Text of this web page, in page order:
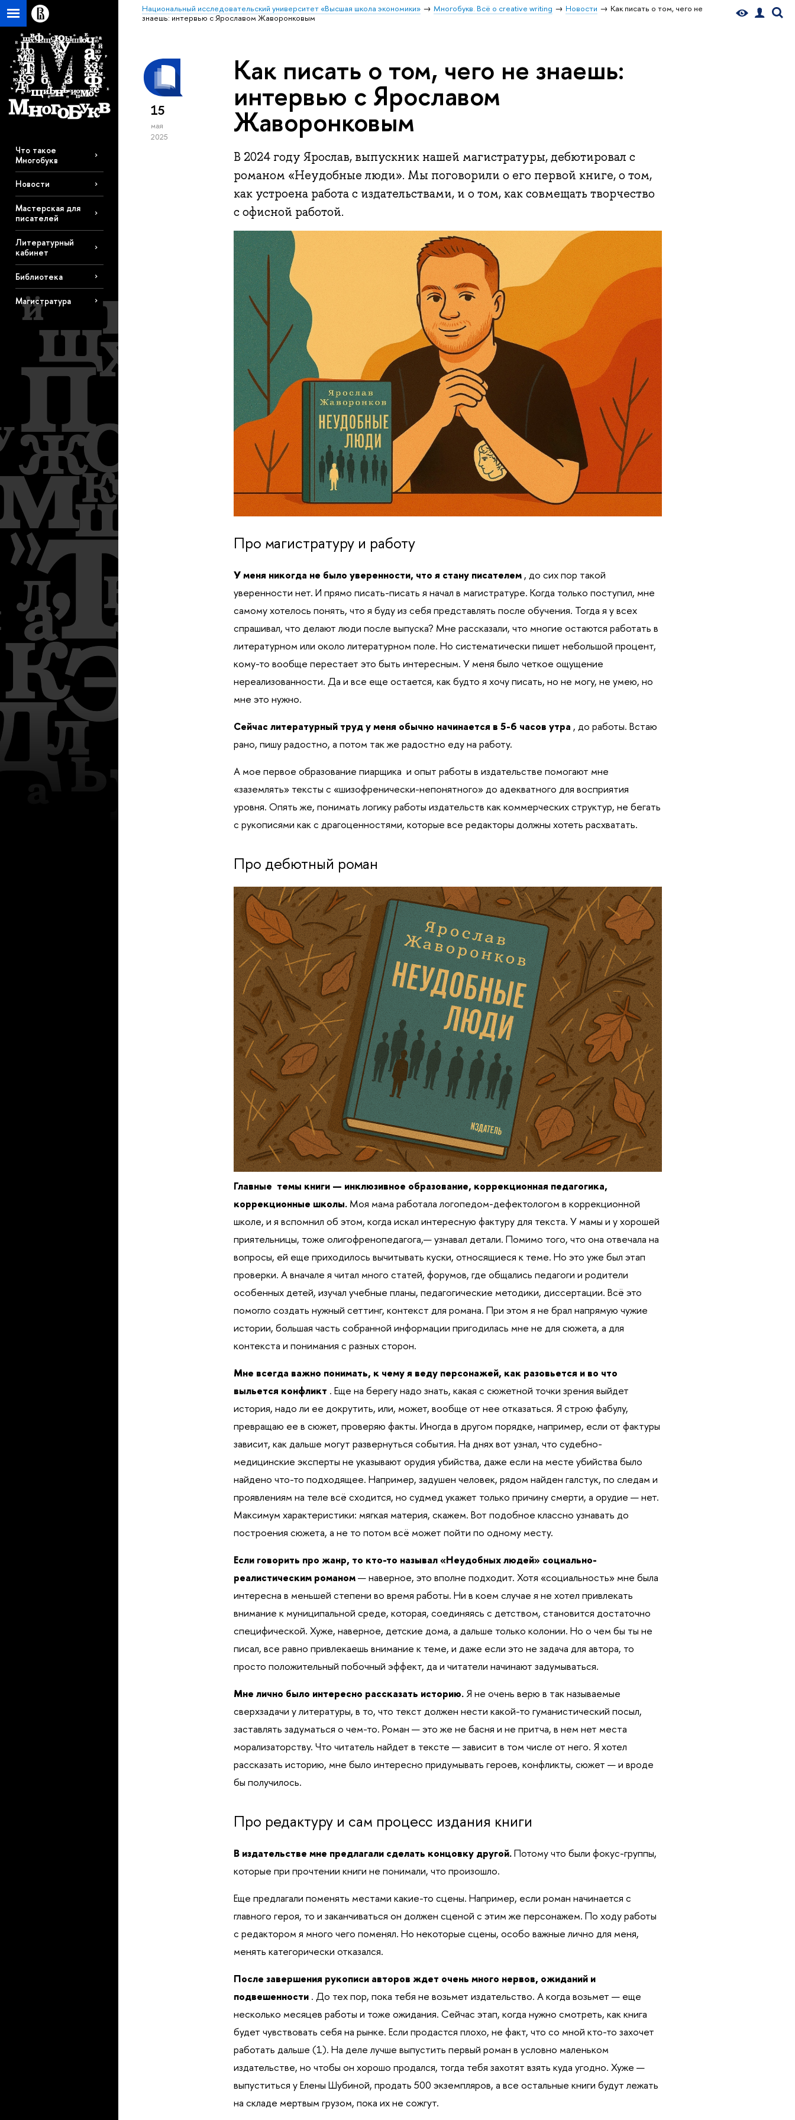
Национальный исследовательский университет «Высшая школа экономики» Многобукв. Всё о creative writing Новости
Как писать о том, чего не
знаешь: интервью с Ярославом Жаворонковым
Что такое
Многобукв
Новости
Мастерская для
писателей
Литературный
кабинет
Библиотека
Магистратура
15
мая
2025
Как писать о том, чего не знаешь:
интервью с Ярославом
Жаворонковым
В 2024 году Ярослав, выпускник нашей магистратуры, дебютировал с
романом «Неудобные люди». Мы поговорили о его первой книге, о том,
как устроена работа с издательствами, и о том, как совмещать творчество
с офисной работой.
Про магистратуру и работу
У меня никогда не было уверенности, что я стану писателем , до сих пор такой
уверенности нет. И прямо писать-писать я начал в магистратуре. Когда только поступил, мне
самому хотелось понять, что я буду из себя представлять после обучения. Тогда я у всех
спрашивал, что делают люди после выпуска? Мне рассказали, что многие остаются работать в
литературном или около литературном поле. Но систематически пишет небольшой процент,
кому-то вообще перестает это быть интересным. У меня было четкое ощущение
нереализованности. Да и все еще остается, как будто я хочу писать, но не могу, не умею, но
мне это нужно.
Сейчас литературный труд у меня обычно начинается в 5-6 часов утра , до работы. Встаю
рано, пишу радостно, а потом так же радостно еду на работу.
А мое первое образование пиарщика и опыт работы в издательстве помогают мне
«заземлять» тексты с «шизофренически-непонятного» до адекватного для восприятия
уровня. Опять же, понимать логику работы издательств как коммерческих структур, не бегать
с рукописями как с драгоценностями, которые все редакторы должны хотеть расхватать.
Про дебютный роман
Главные темы книги — инклюзивное образование, коррекционная педагогика,
коррекционные школы. Моя мама работала логопедом-дефектологом в коррекционной
школе, и я вспомнил об этом, когда искал интересную фактуру для текста. У мамы и у хорошей
приятельницы, тоже олигофренопедагога,— узнавал детали. Помимо того, что она отвечала на
вопросы, ей еще приходилось вычитывать куски, относящиеся к теме. Но это уже был этап
проверки. А вначале я читал много статей, форумов, где общались педагоги и родители
особенных детей, изучал учебные планы, педагогические методики, диссертации. Всё это
помогло создать нужный сеттинг, контекст для романа. При этом я не брал напрямую чужие
истории, большая часть собранной информации пригодилась мне не для сюжета, а для
контекста и понимания с разных сторон.
Мне всегда важно понимать, к чему я веду персонажей, как разовьется и во что
выльется конфликт . Еще на берегу надо знать, какая с сюжетной точки зрения выйдет
история, надо ли ее докрутить, или, может, вообще от нее отказаться. Я строю фабулу,
превращаю ее в сюжет, проверяю факты. Иногда в другом порядке, например, если от фактуры
зависит, как дальше могут развернуться события. На днях вот узнал, что судебно-
медицинские эксперты не указывают орудия убийства, даже если на месте убийства было
найдено что-то подходящее. Например, задушен человек, рядом найден галстук, по следам и
проявлениям на теле всё сходится, но судмед укажет только причину смерти, а орудие — нет.
Максимум характеристики: мягкая материя, скажем. Вот подобное классно узнавать до
построения сюжета, а не то потом всё может пойти по одному месту.
Если говорить про жанр, то кто-то называл «Неудобных людей» социально-
реалистическим романом— наверное, это вполне подходит. Хотя «социальность» мне была
интересна в меньшей степени во время работы. Ни в коем случае я не хотел привлекать
внимание к муниципальной среде, которая, соединяясь с детством, становится достаточно
специфической. Хуже, наверное, детские дома, а дальше только колонии. Но о чем бы ты не
писал, все равно привлекаешь внимание к теме, и даже если это не задача для автора, то
просто положительный побочный эффект, да и читатели начинают задумываться.
Мне лично было интересно рассказать историю. Я не очень верю в так называемые
сверхзадачи у литературы, в то, что текст должен нести какой-то гуманистический посыл,
заставлять задуматься о чем-то. Роман — это же не басня и не притча, в нем нет места
морализаторству. Что читатель найдет в тексте — зависит в том числе от него. Я хотел
рассказать историю, мне было интересно придумывать героев, конфликты, сюжет — и вроде
бы получилось.
Про редактуру и сам процесс издания книги
В издательстве мне предлагали сделать концовку другой.Потому что были фокус-группы,
которые при прочтении книги не понимали, что произошло.
Еще предлагали поменять местами какие-то сцены. Например, если роман начинается с
главного героя, то и заканчиваться он должен сценой с этим же персонажем. По ходу работы
с редактором я много чего поменял. Но некоторые сцены, особо важные лично для меня,
менять категорически отказался.
После завершения рукописи авторов ждет очень много нервов, ожиданий и
подвешенности . До тех пор, пока тебя не возьмет издательство. А когда возьмет — еще
несколько месяцев работы и тоже ожидания. Сейчас этап, когда нужно смотреть, как книга
будет чувствовать себя на рынке. Если продастся плохо, не факт, что со мной кто-то захочет
работать дальше (1). На деле лучше выпустить первый роман в условно маленьком
издательстве, но чтобы он хорошо продался, тогда тебя захотят взять куда угодно. Хуже —
выпуститься у Елены Шубиной, продать 500 экземпляров, а все остальные книги будут лежать
на складе мертвым грузом, пока их не сожгут.